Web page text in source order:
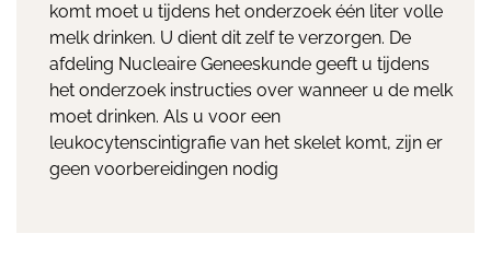
komt moet u tijdens het onderzoek één liter volle
melk drinken. U dient dit zelf te verzorgen. De
afdeling Nucleaire Geneeskunde geeft u tijdens
het onderzoek instructies over wanneer u de melk
moet drinken. Als u voor een
leukocytenscintigrafie van het skelet komt, zijn er
geen voorbereidingen nodig